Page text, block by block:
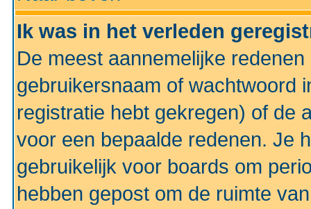
Ik was in het verleden
De meest aannemelijke
gebruikersnaam of wachtwoord
registratie hebt gekregen) of de
voor een bepaalde redenen. Je
gebruikelijk voor boards om
hebben gepost om de ruimte